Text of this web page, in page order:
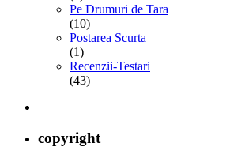
Pe Drumuri de Tara
(10)
Postarea Scurta
(1)
Recenzii-Testari
(43)
copyright